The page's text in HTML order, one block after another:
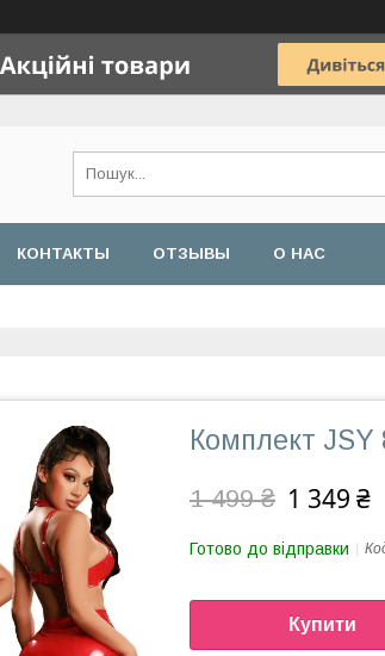
КОНТАКТЫ ОТЗЫВЫ О НАС
Комплект JSY
1 499 ₴ 1 349 ₴
Готово до відправки
Купити